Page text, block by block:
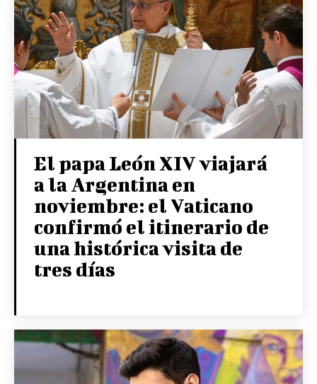
El papa León XIV viajará
a la Argentina en
noviembre: el Vaticano
confirmó el itinerario de
una histórica visita de
tres días